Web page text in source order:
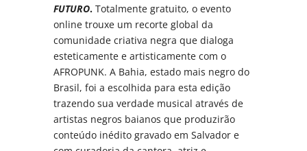
FUTURO. Totalmente gratuito, o evento
online trouxe um recorte global da
comunidade criativa negra que dialoga
esteticamente e artisticamente com o
AFROPUNK. A Bahia, estado mais negro do
Brasil, foi a escolhida para esta edição
trazendo sua verdade musical através de
artistas negros baianos que produzirão
conteúdo inédito gravado em Salvador e